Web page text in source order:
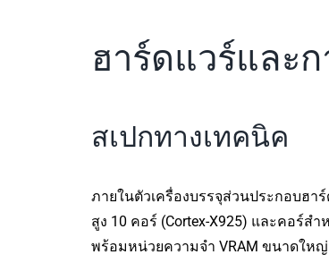
ฮาร์ดแวร์และ
สเปกทางเทคนิค
ภายในตัวเครื่องบรรจุส่วนประกอบฮา
สูง 10 คอร์ (Cortex-X925) และคอร์ส
พร้อมหน่วยความจำ VRAM ขนาดให